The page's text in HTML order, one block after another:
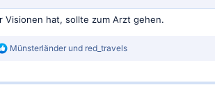
Visionen hat, sollte zum Arzt gehen.
R
k
Münsterländer und red_travels